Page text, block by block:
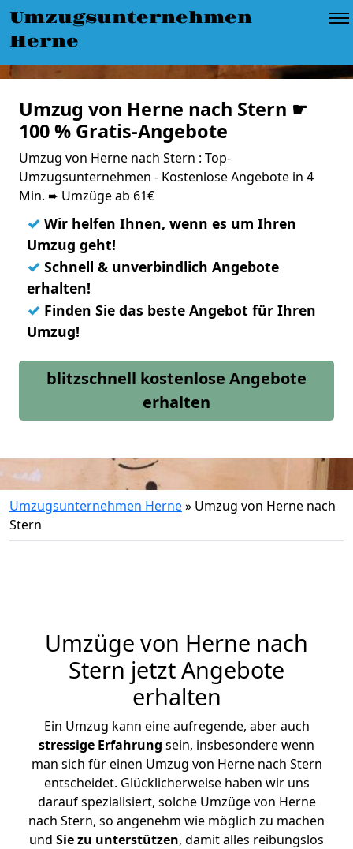
Umzugsunternehmen
Herne
Umzug von Herne nach Stern ☛
100 % Gratis-Angebote
Umzug von Herne nach Stern : Top-
Umzugsunternehmen - Kostenlose Angebote in 4
Min. ➨ Umzüge ab 61€
✓ Wir helfen Ihnen, wenn es um Ihren
Umzug geht!
✓ Schnell & unverbindlich Angebote
erhalten!
✓ Finden Sie das beste Angebot für Ihren
Umzug!
blitzschnell kostenlose Angebote
erhalten
Umzugsunternehmen Herne» Umzug von Herne nach
Stern
Umzüge von Herne nach
Stern jetzt Angebote
erhalten
Ein Umzug kann eine aufregende, aber auch
stressige Erfahrung sein, insbesondere wenn
man sich für einen Umzug von Herne nach Stern
entscheidet. Glücklicherweise haben wir uns
darauf spezialisiert, solche Umzüge von Herne
nach Stern, so angenehm wie möglich zu machen
und Sie zu unterstützen, damit alles reibungslos